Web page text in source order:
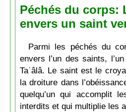
Péchés du corps:
envers un saint
Parmi les péchés du
envers l’un des saints,
Taʿâlâ. Le saint est le
la droiture dans
quelqu’un qui accomplit
interdits et qui multiplie les